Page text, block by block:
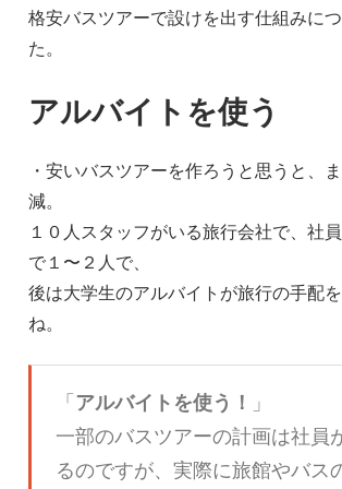
格安バスツアーで設けを出す仕組みに
た。
アルバイトを使う
・安いバスツアーを作ろうと思うと、
減。
１０人スタッフがいる旅行会社で、社
で１〜２人で、
後は大学生のアルバイトが旅行の手配
ね。
「アルバイトを使う！ 」
一部のバスツアーの計画は社員
るのですが、実際に旅館やバス